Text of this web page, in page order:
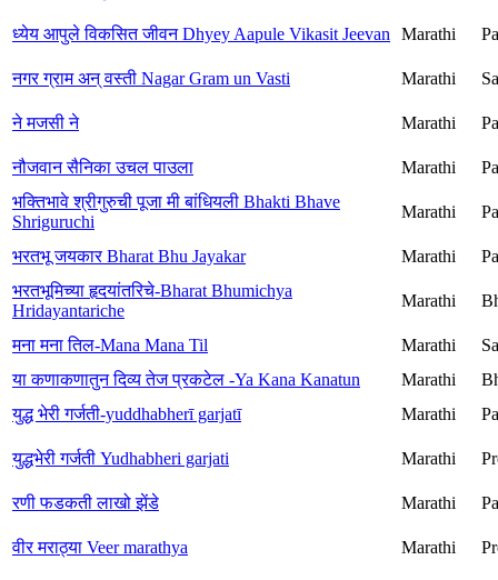
ध्येय आपुले विकसित जीवन Dhyey Aapule Vikasit Jeevan Marathi
नगर ग्राम अन् वस्ती Nagar Gram un Vasti Marathi
ने मजसी ने Marathi
नौजवान सैनिका उचल पाउला Marathi
भक्तिभावे श्रीगुरुची पूजा मी बांधियली Bhakti Bhave
Shriguruchi
Marathi
भरतभू जयकार Bharat Bhu Jayakar Marathi
भरतभूमिच्या हृदयांतरिचे-Bharat Bhumichya
Hridayantariche
Marathi
मना मना तिल-Mana Mana Til Marathi
या कणाकणातुन दिव्य तेज प्रकटेल -Ya Kana Kanatun
Marathi
युद्ध भेरी गर्जती-yuddhabherī garjatī
Marathi
युद्धभेरी गर्जती Yudhabheri garjati Marathi
रणी फडकती लाखो झेंडे Marathi
वीर मराठ्या Veer marathya Marathi